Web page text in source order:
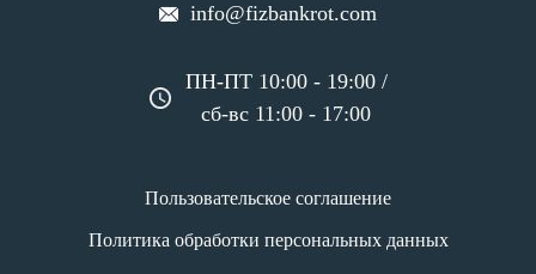
info@fizbankrot.com
ПН-ПТ 10:00 - 19:00 /
сб-вс 11:00 - 17:00
Пользовательское соглашение
Политика обработки персональных данных